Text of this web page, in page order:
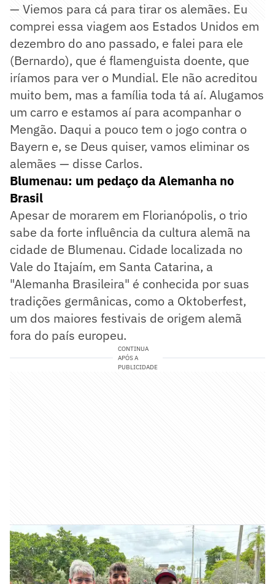
— Viemos para cá para tirar os alemães. Eu
comprei essa viagem aos Estados Unidos em
dezembro do ano passado, e falei para ele
(Bernardo), que é flamenguista doente, que
iríamos para ver o Mundial. Ele não acreditou
muito bem, mas a família toda tá aí. Alugamos
um carro e estamos aí para acompanhar o
Mengão. Daqui a pouco tem o jogo contra o
Bayern e, se Deus quiser, vamos eliminar os
alemães — disse Carlos.
Blumenau: um pedaço da Alemanha no
Brasil
Apesar de morarem em Florianópolis, o trio
sabe da forte influência da cultura alemã na
cidade de Blumenau. Cidade localizada no
Vale do Itajaím, em Santa Catarina, a
"Alemanha Brasileira" é conhecida por suas
tradições germânicas, como a Oktoberfest,
um dos maiores festivais de origem alemã
fora do país europeu.
CONTINUA
APÓS A
PUBLICIDADE